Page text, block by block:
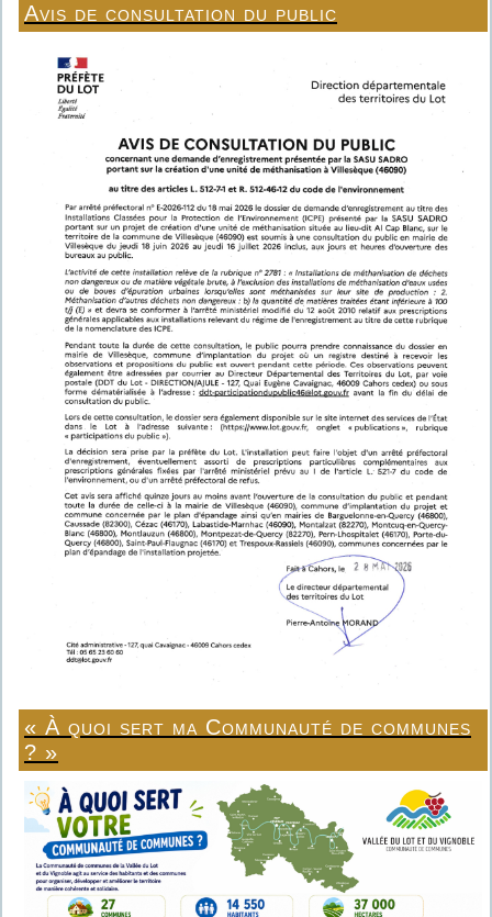
Avis de consultation du public
« À quoi sert ma Communauté de communes
? »